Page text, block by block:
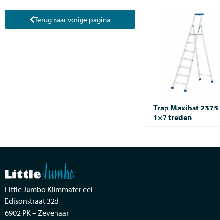
Terug naar vorige pagina
Trap Maxibat 2375
1×7 treden
Little Jumbo Klimmaterieel
Edisonstraat 32d
6902 PK – Zevenaar